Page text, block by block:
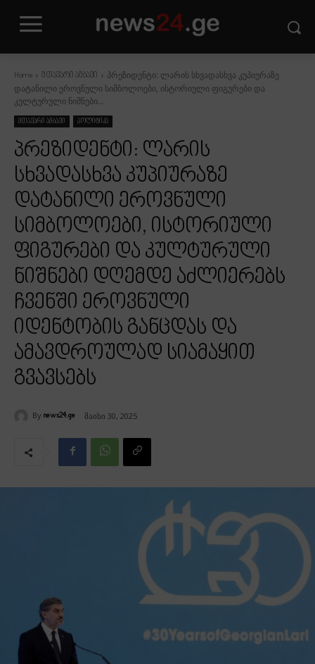
Home მთავარი ამბავი
პრეზიდენტი: ლარის სხვადასხვა კუპიურაზე
დატანილი ეროვნული სიმბოლოები, ისტორიული ფიგურები და
კულტურული ნიშნები...
მთავარი ამბავი პოლიტიკა
პრეზიდენტი: ლარის
სხვადასხვა კუპიურაზე
დატანილი ეროვნული
სიმბოლოები, ისტორიული
ფიგურები და კულტურული
ნიშნები დღემდე აძლიერებს
ჩვენში ეროვნული
იდენტობის განცდას და
ამავდროულად სიამაყით
გვავსებს
By news24.ge მაისი 30, 2025